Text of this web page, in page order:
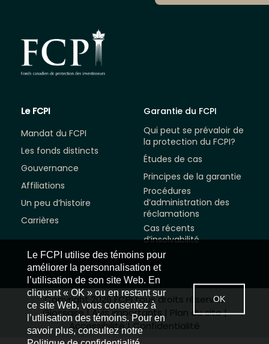
Le FCPI
Mandat du FCPI
Les fonds distincts
Gouvernance
Affiliations
Un peu d’histoire
Carrières
Garantie du FCPI
Qui peut se prévaloir de
la protection du FCPI?
Études de cas
Principes de la garantie
Procédures
d’administration des
réclamations
Cas récents
d’insolvabilité
Copyright 2026 FCPI tous droits réservés
Glossaire|Avis importants| Plan du site|
Accessibilité|Confidentialité
Le FCPI utilise des témoins pour
améliorer la personnalisation et
l’utilisation de son site Web. En
cliquant « OK » ou en restant sur
ce site Web, vous consentez à
l’utilisation des témoins. Pour en
savoir plus, consultez notre
OK